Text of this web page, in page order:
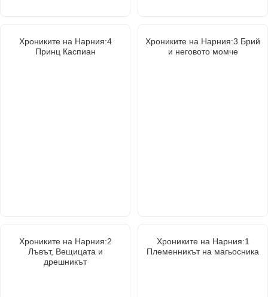
Хрониките на Нарния:4
Принц Каспиан
Хрониките на Нарния:3 Брий
и неговото момче
Хрониките на Нарния:2
Лъвът, Вещицата и
дрешникът
Хрониките на Нарния:1
Племенникът на магьосника